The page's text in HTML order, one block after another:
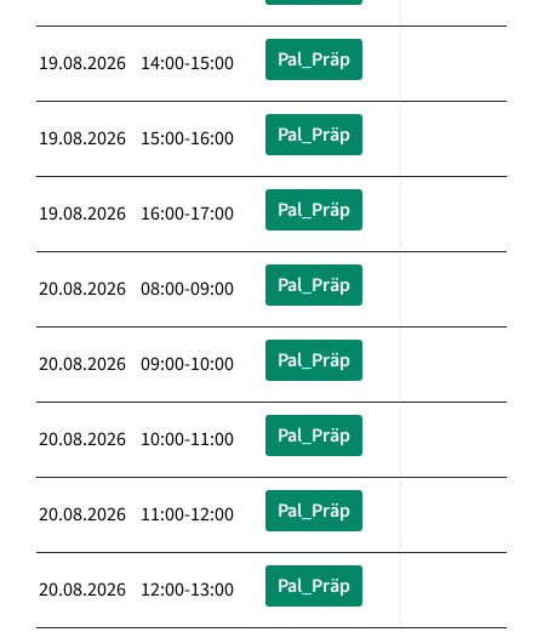
19.08.2026 14:00-15:00 Pal_Präp
19.08.2026 15:00-16:00 Pal_Präp
19.08.2026 16:00-17:00 Pal_Präp
20.08.2026 08:00-09:00 Pal_Präp
20.08.2026 09:00-10:00 Pal_Präp
20.08.2026 10:00-11:00 Pal_Präp
20.08.2026 11:00-12:00 Pal_Präp
20.08.2026 12:00-13:00 Pal_Präp